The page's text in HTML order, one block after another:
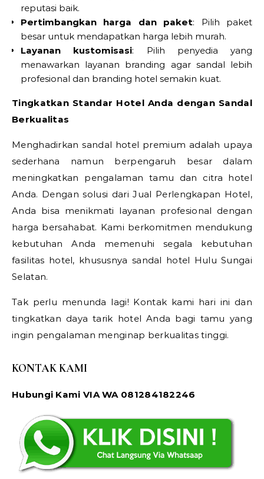
reputasi baik.
Pertimbangkan harga dan paket: Pilih paket
besar untuk mendapatkan harga lebih murah.
Layanan kustomisasi: Pilih penyedia yang
menawarkan layanan branding agar sandal lebih
profesional dan branding hotel semakin kuat.
Tingkatkan Standar Hotel Anda dengan Sandal
Berkualitas
Menghadirkan sandal hotel premium adalah upaya
sederhana namun berpengaruh besar dalam
meningkatkan pengalaman tamu dan citra hotel
Anda. Dengan solusi dari Jual Perlengkapan Hotel,
Anda bisa menikmati layanan profesional dengan
harga bersahabat. Kami berkomitmen mendukung
kebutuhan Anda memenuhi segala kebutuhan
fasilitas hotel, khususnya sandal hotel Hulu Sungai
Selatan.
Tak perlu menunda lagi! Kontak kami hari ini dan
tingkatkan daya tarik hotel Anda bagi tamu yang
ingin pengalaman menginap berkualitas tinggi.
KONTAK KAMI
Hubungi Kami VIA WA 081284182246